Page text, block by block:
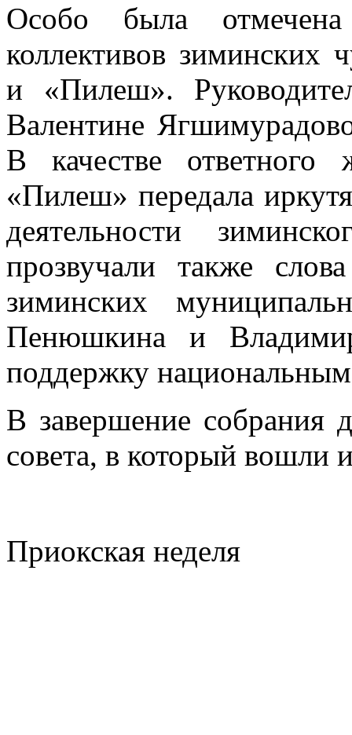
Особо была отмечена
коллективов зиминских
и «Пилеш».
Валентине
В качестве ответного
«Пилеш» передала
деятельности
прозвучали также
зиминских
Пенюшкина и
поддержку
В завершение собрания
совета, в который вошли
Приокская неделя